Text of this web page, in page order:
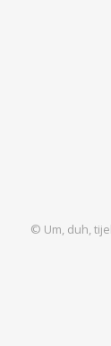
© Um, duh,